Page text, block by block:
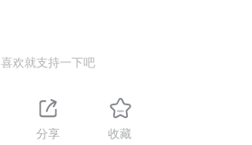
喜欢就支持一下吧
分享 收藏